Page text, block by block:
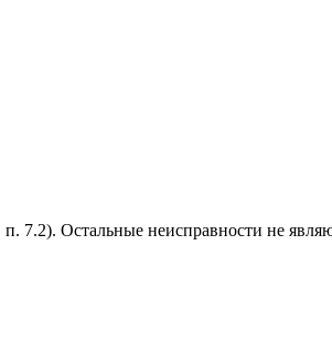
7.2). Остальные неисправности не